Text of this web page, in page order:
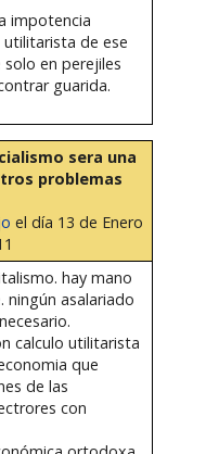
impotencia
de ese
en perejiles
guarida.
sera una
problemas
el día 13 de Enero
hay mano
ningún asalariado
calculo utilitarista
que
de las
con